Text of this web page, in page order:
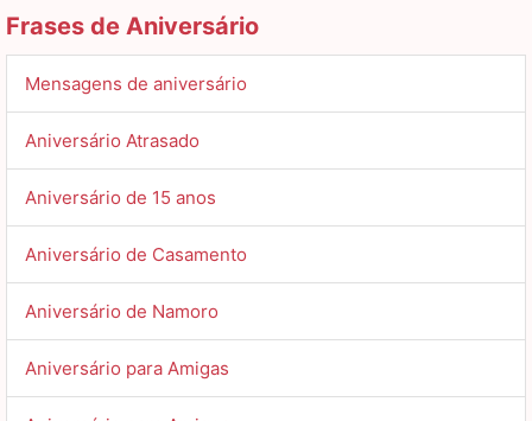
Frases de Aniversário
Mensagens de aniversário
Aniversário Atrasado
Aniversário de 15 anos
Aniversário de Casamento
Aniversário de Namoro
Aniversário para Amigas